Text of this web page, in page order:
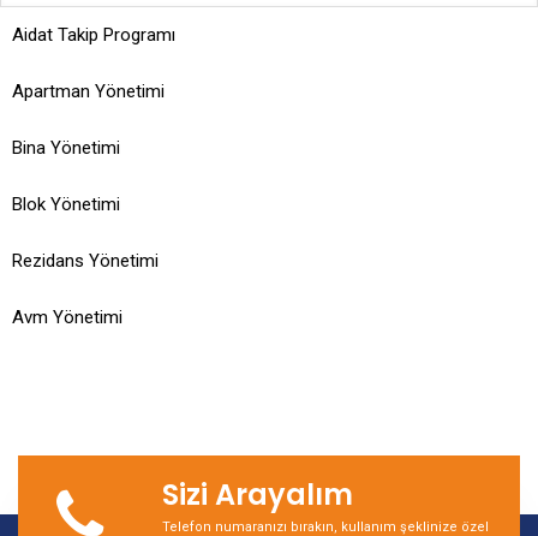
Aidat Takip Programı
Apartman Yönetimi
Bina Yönetimi
Blok Yönetimi
Rezidans Yönetimi
Avm Yönetimi
Sizi Arayalım
Telefon numaranızı bırakın, kullanım şeklinize özel